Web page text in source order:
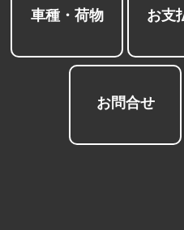
車種・荷物 お支
お問合せ